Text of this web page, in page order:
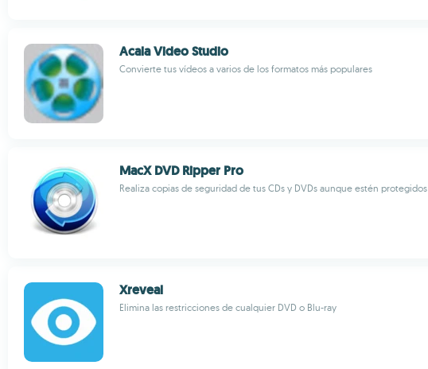
Acala Video Studio
Convierte tus vídeos a varios de los formatos más populares
MacX DVD Ripper Pro
Realiza copias de seguridad de tus CDs y DVDs aunque estén protegidos
Xreveal
Elimina las restricciones de cualquier DVD o Blu-ray